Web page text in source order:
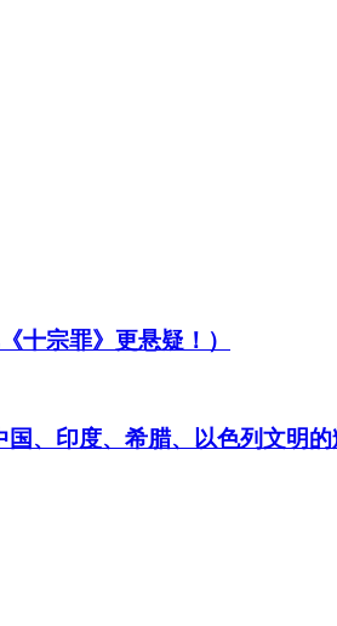
十宗罪》更悬疑！）
、印度、希腊、以色列文明的